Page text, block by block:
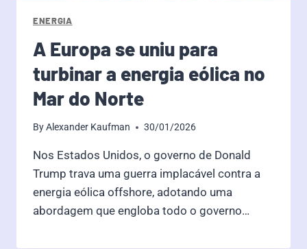
ENERGIA
A Europa se uniu para
turbinar a energia eólica no
Mar do Norte
ByAlexander Kaufman 30/01/2026
Nos Estados Unidos, o governo de Donald
Trump trava uma guerra implacável contra a
energia eólica offshore, adotando uma
abordagem que engloba todo o governo…